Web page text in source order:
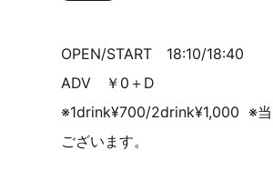
OPEN/START 18:10/18:40
ADV ￥0＋D
※1drink¥700/2drink¥1,000 ※当
ございます。